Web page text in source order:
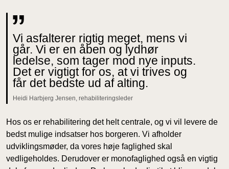
Vi asfalterer rigtig meget, mens vi
går. Vi er en åben og lydhør
ledelse, som tager mod nye inputs.
Det er vigtigt for os, at vi trives og
får det bedste ud af alting.
Heidi Harbjerg Jensen, rehabiliteringsleder
Hos os er rehabilitering det helt centrale, og vi vil levere de
bedst mulige indsatser hos borgeren. Vi afholder
udviklingsmøder, da vores høje faglighed skal
vedligeholdes. Derudover er monofaglighed også en vigtig